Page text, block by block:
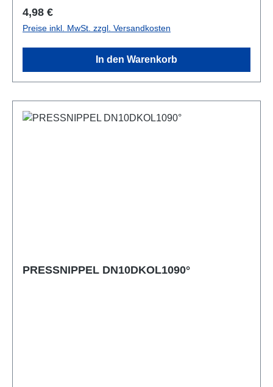
Regulärer Preis:
4,98 €
Preise inkl. MwSt. zzgl. Versandkosten
In den Warenkorb
PRESSNIPPEL DN10DKOL1090°